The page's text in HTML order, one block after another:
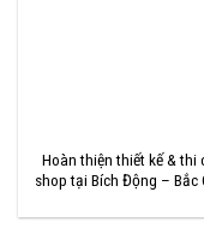
Hoàn thiện thiết kế & thi
shop tại Bích Động – Bắc